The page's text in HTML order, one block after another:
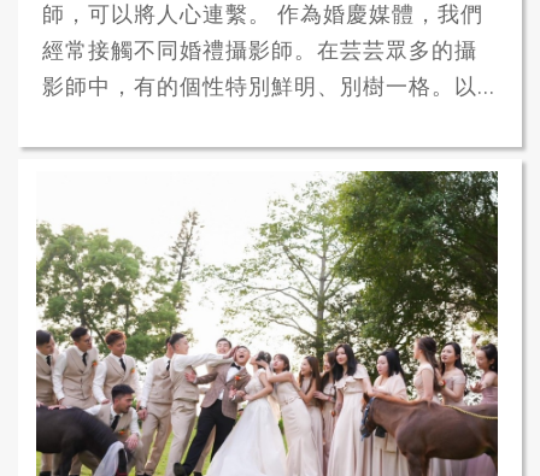
師，可以將人心連繫。 作為婚慶媒體，我們
經常接觸不同婚禮攝影師。在芸芸眾多的攝
影師中，有的個性特別鮮明、別樹一格。以...